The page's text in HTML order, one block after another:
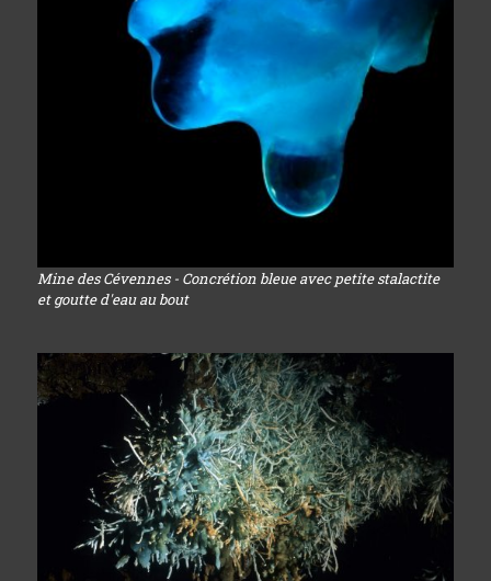
Mine des Cévennes - Concrétion bleue avec petite stalactite
et goutte d'eau au bout